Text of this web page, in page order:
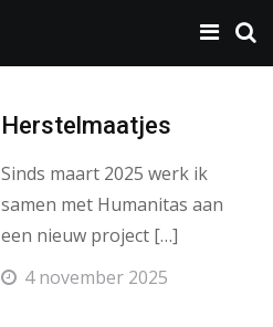
Herstelmaatjes
Sinds maart 2025 werk ik
samen met Humanitas aan
een nieuw project […]
4 november 2025